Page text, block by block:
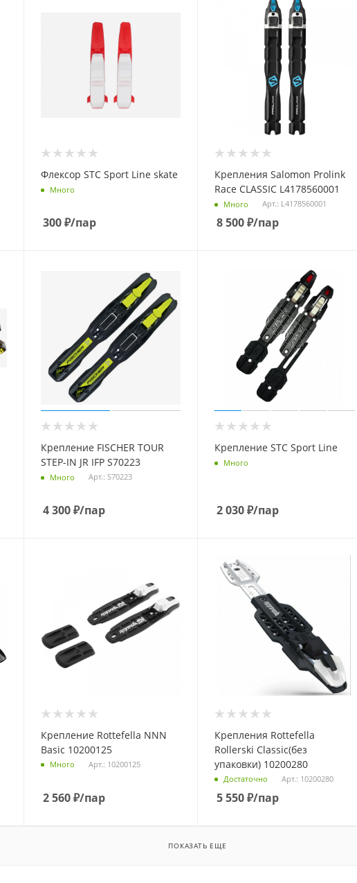
Флексор STC Sport Line skate
Много
300₽/пар
Крепления Salomon Prolink
Race CLASSIC L4178560001
Много Арт.: L4178560001
8 500₽/пар
Крепление FISCHER TOUR
STEP-IN JR IFP S70223
Много Арт.: S70223
4 300₽/пар
Крепление STC Sport Line
Много
2 030₽/пар
Крепление Rottefella NNN
Basic 10200125
Много Арт.: 10200125
2 560₽/пар
Крепления Rottefella
Rollerski Classic(без
упаковки) 10200280
Достаточно Арт.: 10200280
5 550₽/пар
ПОКАЗАТЬ ЕЩЕ